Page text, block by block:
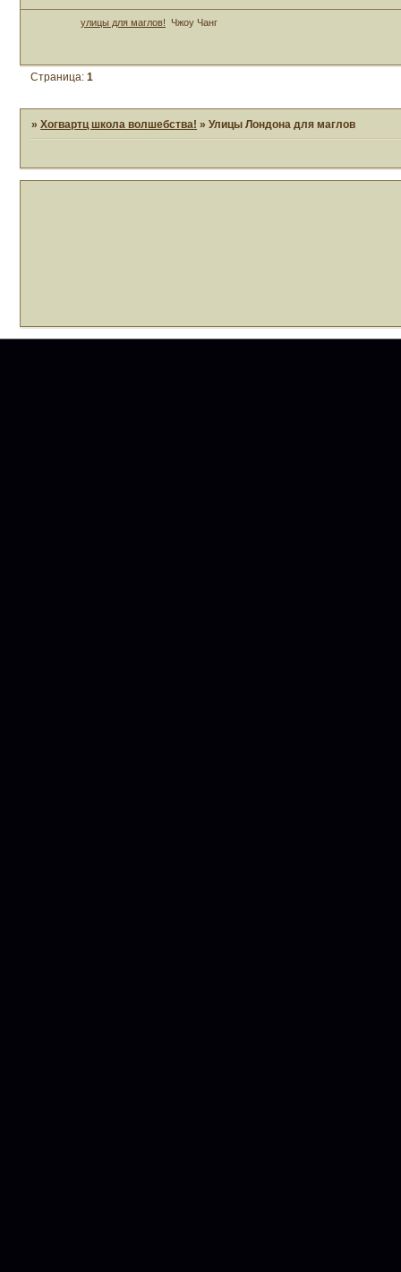
улицы для маглов! Чжоу Чанг
Страница:1
»Хогвартц школа волшебства! »Улицы Лондона для маглов